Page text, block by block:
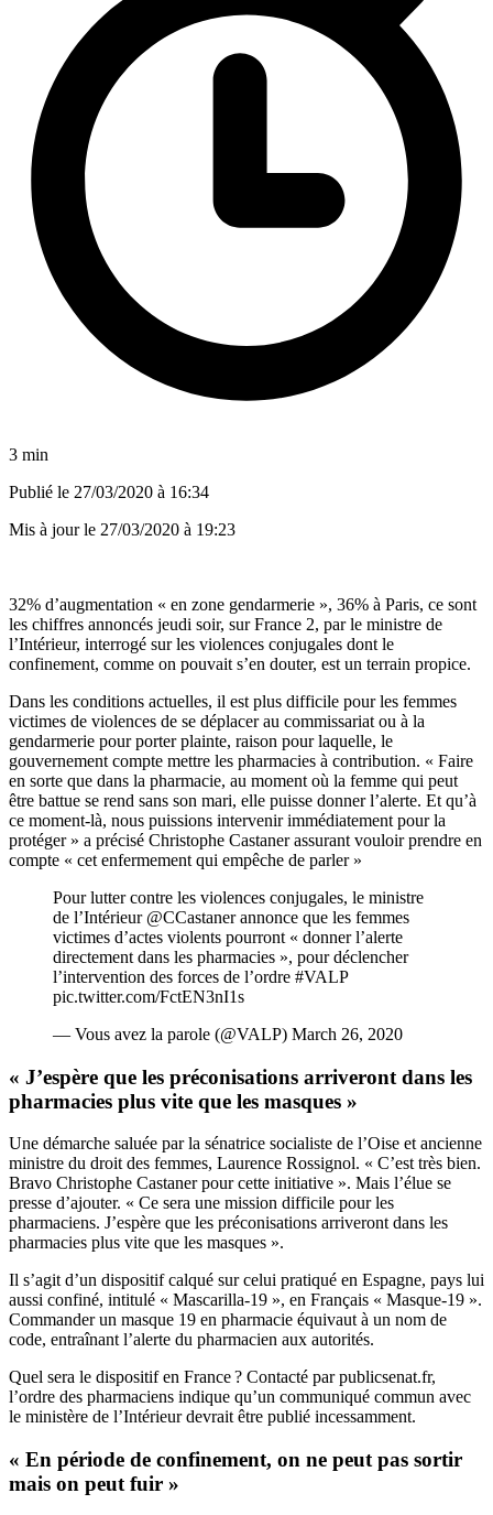
3 min
Publié le 27/03/2020 à 16:34
Mis à jour le 27/03/2020 à 19:23
32% d’augmentation « en zone gendarmerie », 36% à Paris, ce sont
les chiffres annoncés jeudi soir, sur France 2, par le ministre de
l’Intérieur, interrogé sur les violences conjugales dont le
confinement, comme on pouvait s’en douter, est un terrain propice.
Dans les conditions actuelles, il est plus difficile pour les femmes
victimes de violences de se déplacer au commissariat ou à la
gendarmerie pour porter plainte, raison pour laquelle, le
gouvernement compte mettre les pharmacies à contribution. « Faire
en sorte que dans la pharmacie, au moment où la femme qui peut
être battue se rend sans son mari, elle puisse donner l’alerte. Et qu’à
ce moment-là, nous puissions intervenir immédiatement pour la
protéger » a précisé Christophe Castaner assurant vouloir prendre en
compte « cet enfermement qui empêche de parler »
Pour lutter contre les violences conjugales, le ministre
de l’Intérieur @CCastanerannonce que les femmes
victimes d’actes violents pourront « donner l’alerte
directement dans les pharmacies », pour déclencher
l’intervention des forces de l’ordre #VALP
pic.twitter.com/FctEN3nI1s
— Vous avez la parole (@VALP) March 26, 2020
« J’espère que les préconisations arriveront dans les
pharmacies plus vite que les masques »
Une démarche saluée par la sénatrice socialiste de l’Oise et ancienne
ministre du droit des femmes, Laurence Rossignol. « C’est très bien.
Bravo Christophe Castaner pour cette initiative ». Mais l’élue se
presse d’ajouter. « Ce sera une mission difficile pour les
pharmaciens. J’espère que les préconisations arriveront dans les
pharmacies plus vite que les masques ».
Il s’agit d’un dispositif calqué sur celui pratiqué en Espagne, pays lui
aussi confiné, intitulé « Mascarilla-19 », en Français « Masque-19 ».
Commander un masque 19 en pharmacie équivaut à un nom de
code, entraînant l’alerte du pharmacien aux autorités.
Quel sera le dispositif en France ? Contacté par publicsenat.fr,
l’ordre des pharmaciens indique qu’un communiqué commun avec
le ministère de l’Intérieur devrait être publié incessamment.
« En période de confinement, on ne peut pas sortir
mais on peut fuir »